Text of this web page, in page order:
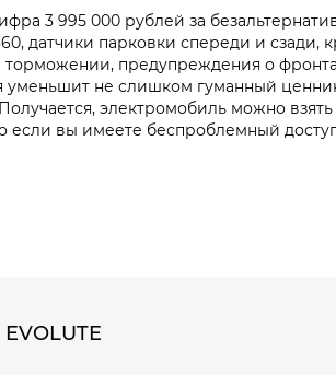
3 995 000 рублей за
датчики парковки спереди и сзади,
предупреждения о
не слишком гуманный
электромобиль можно
если вы имеете беспроблемный